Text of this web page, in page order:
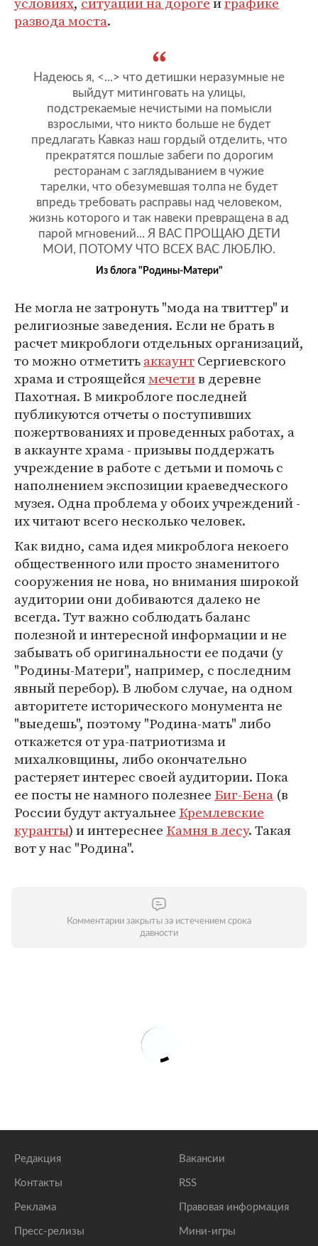
развода моста.
Надеюсь я, <...> что детишки неразумные не
выйдут митинговать на улицы,
подстрекаемые нечистыми на помысли
взрослыми, что никто больше не будет
предлагать Кавказ наш гордый отделить, что
прекратятся пошлые забеги по дорогим
ресторанам с заглядыванием в чужие
тарелки, что обезумевшая толпа не будет
впредь требовать расправы над человеком,
жизнь которого и так навеки превращена в ад
парой мгновений... Я ВАС ПРОЩАЮ ДЕТИ
МОИ, ПОТОМУ ЧТО ВСЕХ ВАС ЛЮБЛЮ.
Из блога "Родины-Матери"
Не могла не затронуть "мода на твиттер" и
религиозные заведения. Если не брать в
расчет микроблоги отдельных организаций,
то можно отметитьаккаунтСергиевского
храма и строящейсямечетив деревне
Пахотная. В микроблоге последней
публикуются отчеты о поступивших
пожертвованиях и проведенных работах, а
в аккаунте храма - призывы поддержать
учреждение в работе с детьми и помочь с
наполнением экспозиции краеведческого
музея. Одна проблема у обоих учреждений -
их читают всего несколько человек.
Как видно, сама идея микроблога некоего
общественного или просто знаменитого
сооружения не нова, но внимания широкой
аудитории они добиваются далеко не
всегда. Тут важно соблюдать баланс
полезной и интересной информации и не
забывать об оригинальности ее подачи (у
"Родины-Матери", например, с последним
явный перебор). В любом случае, на одном
авторитете исторического монумента не
"выедешь", поэтому "Родина-мать" либо
откажется от ура-патриотизма и
михалковщины, либо окончательно
растеряет интерес своей аудитории. Пока
ее посты не намного полезнее Биг-Бена (в
России будут актуальнее Кремлевские
куранты) и интереснее Камня в лесу. Такая
вот у нас "Родина".
Комментарии закрыты за истечением срока
давности
Редакция
Контакты
Реклама
Пресс-релизы
Вакансии
RSS
Правовая информация
Мини-игры